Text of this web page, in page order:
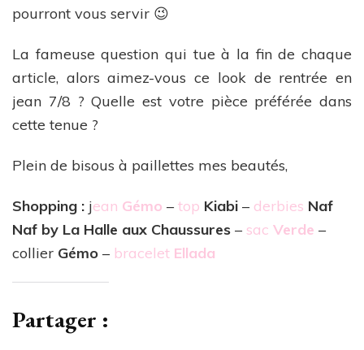
pourront vous servir 😉
La fameuse question qui tue à la fin de chaque
article, alors aimez-vous ce look de rentrée en
jean 7/8 ? Quelle est votre pièce préférée dans
cette tenue ?
Plein de bisous à paillettes mes beautés,
Shopping : jean Gémo – top Kiabi – derbies Naf
Naf by La Halle aux Chaussures – sac Verde –
collier Gémo – bracelet Ellada
Partager :